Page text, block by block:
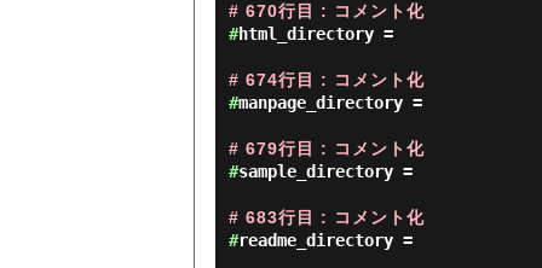
# 670行目 : コメント化
#html_directory =
# 674行目 : コメント化
#manpage_directory =
# 679行目 : コメント化
#sample_directory =
# 683行目 : コメント化
#readme_directory =